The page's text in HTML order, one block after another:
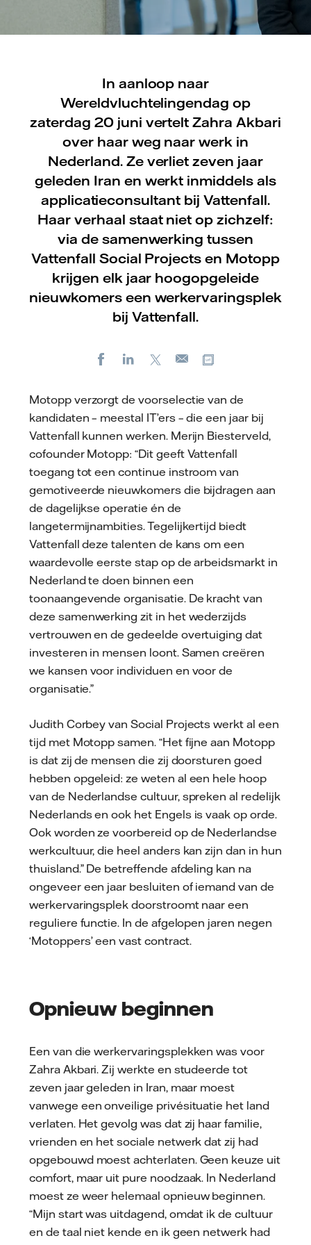
In aanloop naar
Wereldvluchtelingendag op
zaterdag 20 juni vertelt Zahra Akbari
over haar weg naar werk in
Nederland. Ze verliet zeven jaar
geleden Iran en werkt inmiddels als
applicatieconsultant bij Vattenfall.
Haar verhaal staat niet op zichzelf:
via de samenwerking tussen
Vattenfall Social Projects en Motopp
krijgen elk jaar hoogopgeleide
nieuwkomers een werkervaringsplek
bij Vattenfall.
FacebookLinkedIn
E-
Motopp verzorgt de voorselectie van de
kandidaten – meestal IT’ers – die een jaar bij
Vattenfall kunnen werken. Merijn Biesterveld,
cofounder Motopp: “Dit geeft Vattenfall
toegang tot een continue instroom van
gemotiveerde nieuwkomers die bijdragen aan
de dagelijkse operatie én de
langetermijnambities. Tegelijkertijd biedt
Vattenfall deze talenten de kans om een
waardevolle eerste stap op de arbeidsmarkt in
Nederland te doen binnen een
toonaangevende organisatie. De kracht van
deze samenwerking zit in het wederzijds
vertrouwen en de gedeelde overtuiging dat
investeren in mensen loont. Samen creëren
we kansen voor individuen en voor de
organisatie.”
Judith Corbey van Social Projects werkt al een
tijd met Motopp samen. “Het fijne aan Motopp
is dat zij de mensen die zij doorsturen goed
hebben opgeleid: ze weten al een hele hoop
van de Nederlandse cultuur, spreken al redelijk
Nederlands en ook het Engels is vaak op orde.
Ook worden ze voorbereid op de Nederlandse
werkcultuur, die heel anders kan zijn dan in hun
thuisland.” De betreffende afdeling kan na
ongeveer een jaar besluiten of iemand van de
werkervaringsplek doorstroomt naar een
reguliere functie. In de afgelopen jaren negen
‘Motoppers’ een vast contract.
Opnieuw beginnen
Een van die werkervaringsplekken was voor
Zahra Akbari. Zij werkte en studeerde tot
zeven jaar geleden in Iran, maar moest
vanwege een onveilige privésituatie het land
verlaten. Het gevolg was dat zij haar familie,
vrienden en het sociale netwerk dat zij had
opgebouwd moest achterlaten. Geen keuze uit
comfort, maar uit pure noodzaak. In Nederland
moest ze weer helemaal opnieuw beginnen.
“Mijn start was uitdagend, omdat ik de cultuur
en de taal niet kende en ik geen netwerk had